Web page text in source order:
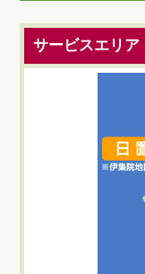
サービスエリア